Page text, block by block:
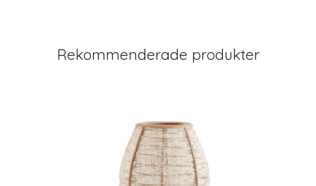
Rekommenderade produkter